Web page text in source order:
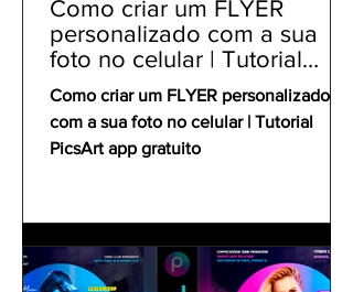
Como criar um FLYER
personalizado com a sua
foto no celular | Tutorial
PicsArt app gratuito
Como criar um FLYER personalizado
com a sua foto no celular | Tutorial
PicsArt app gratuito